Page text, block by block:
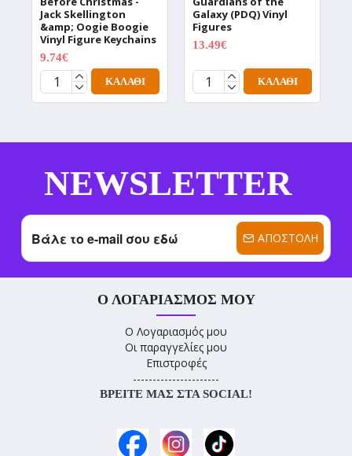
Jack Skellington
&amp; Oogie Boogie
Vinyl Figure Keychains
9.74€
ΚΑΛΆΘΙ
Galaxy (PDQ) Vinyl
Figures
13.49€
ΚΑΛΆΘΙ
NEWSLETTER
ΑΠΟΣΤΟΛΉ
Ο ΛΟΓΑΡΙΑΣΜΌΣ ΜΟΥ
Ο Λογαριασμός μου
Οι παραγγελίες μου
Επιστροφές
----------------------
ΒΡΕΊΤΕ ΜΑΣ ΣΤΑ SOCIAL!